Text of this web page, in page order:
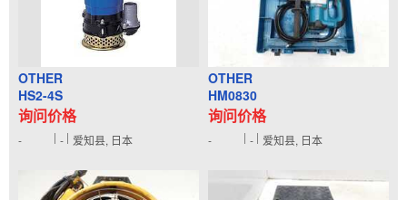
OTHER
HS2-4S
询问价格
- - 爱知县, 日本
OTHER
HM0830
询问价格
- - 爱知县, 日本